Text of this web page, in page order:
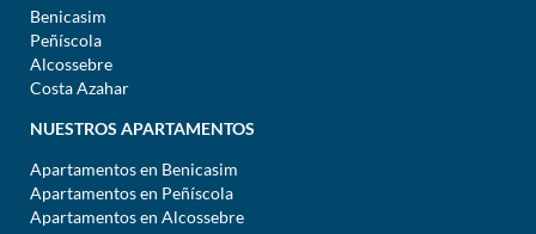
Benicasim
Peñíscola
Alcossebre
Costa Azahar
NUESTROS APARTAMENTOS
Apartamentos en Benicasim
Apartamentos en Peñíscola
Apartamentos en Alcossebre